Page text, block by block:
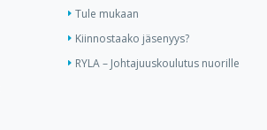
Tule mukaan
Kiinnostaako jäsenyys?
RYLA – Johtajuuskoulutus nuorille